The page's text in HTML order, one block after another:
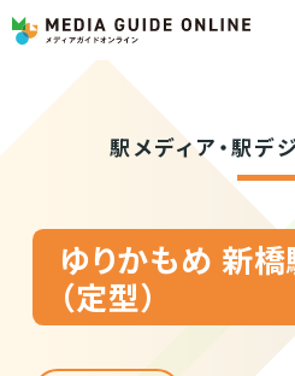
駅メディア・駅デ
ゆりかもめ 新
（定型）